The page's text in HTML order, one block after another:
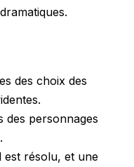
des choix des
des personnages
est résolu, et une